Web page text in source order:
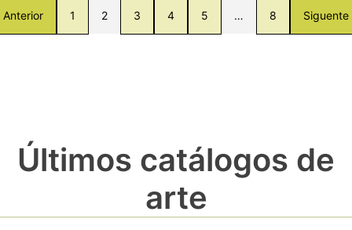
Anterior 1 2 3 4 5 … 8 Siguente
Últimos catálogos de
arte